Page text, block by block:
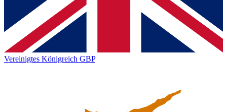
Vereinigtes Königreich GBP